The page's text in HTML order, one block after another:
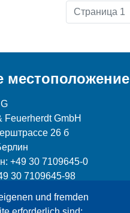
Страница 1
und fremden
местоположение
Feuerherdt GmbH
26 б
+49 30 7109645-0
30 7109645-98